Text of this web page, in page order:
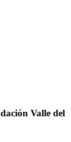
Valle del